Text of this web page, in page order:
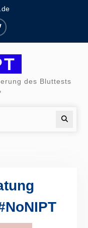
des Bluttests